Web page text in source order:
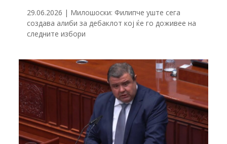
29.06.2026 | Милошоски: Филипче уште сега
создава алиби за дебаклот кој ќе го доживее на
следните избори